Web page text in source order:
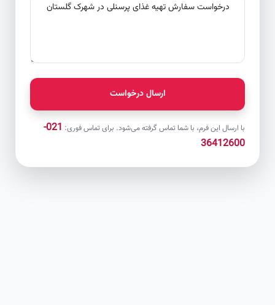
ارسال درخواست
با ارسال این فرم، با شما تماس گرفته می‌شود. برای تماس فوری:
021-
36412600